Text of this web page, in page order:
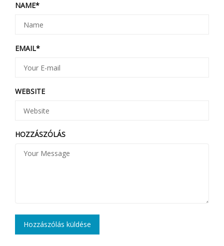
NAME*
EMAIL*
WEBSITE
HOZZÁSZÓLÁS